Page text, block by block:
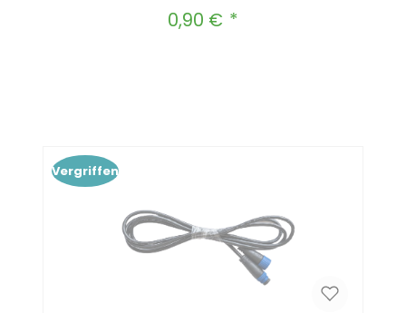
Regulärer Preis:
0,90 €
Vergriffen